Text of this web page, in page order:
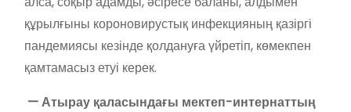
құрылғыны короновирустық инфекцияның қазіргі
пандемиясы кезінде қолдануға үйретіп, көмекпен
қамтамасыз етуі керек.
— Атырау қаласындағы мектеп-интернаттың